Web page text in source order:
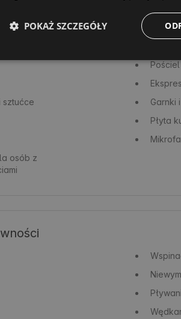
Pościel
sztućce
Garnki
Płyta
osób z
POKAŻ SZCZEGÓŁY